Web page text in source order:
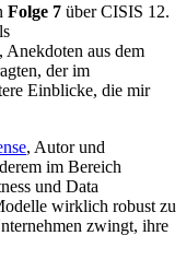
Folge 7 über CISIS 12.
Anekdoten aus dem
der im
Einblicke, die mir
, Autor und
im Bereich
und Data
wirklich robust zu
zwingt, ihre